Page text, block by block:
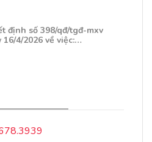
định số 398/qđ/tgđ-mxv
16/4/2026 về việc:…